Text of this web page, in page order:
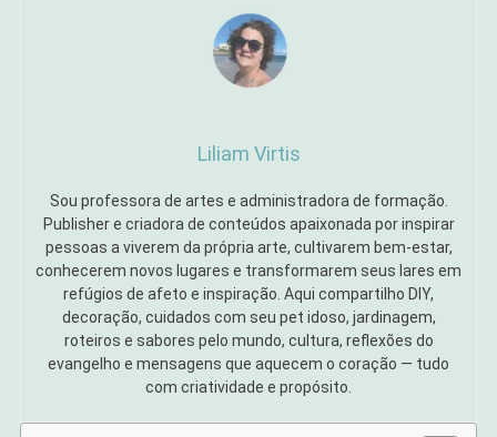
Liliam Virtis
Sou professora de artes e administradora de formação.
Publisher e criadora de conteúdos apaixonada por inspirar
pessoas a viverem da própria arte, cultivarem bem-estar,
conhecerem novos lugares e transformarem seus lares em
refúgios de afeto e inspiração. Aqui compartilho DIY,
decoração, cuidados com seu pet idoso, jardinagem,
roteiros e sabores pelo mundo, cultura, reflexões do
evangelho e mensagens que aquecem o coração — tudo
com criatividade e propósito.